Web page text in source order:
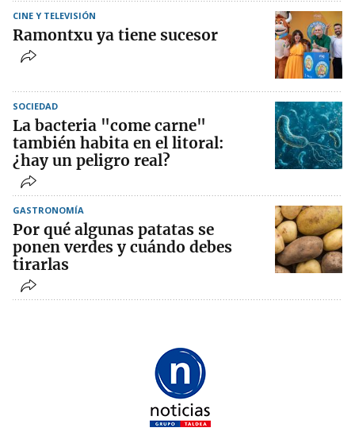
CINE Y TELEVISIÓN
Ramontxu ya tiene sucesor
SOCIEDAD
La bacteria "come carne"
también habita en el litoral:
¿hay un peligro real?
GASTRONOMÍA
Por qué algunas patatas se
ponen verdes y cuándo debes
tirarlas